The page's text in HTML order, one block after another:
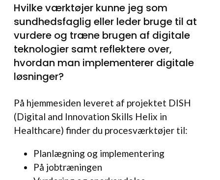
Hvilke værktøjer kunne jeg som
sundhedsfaglig eller leder bruge til at
vurdere og træne brugen af digitale
teknologier samt reflektere over,
hvordan man implementerer digitale
løsninger?
På hjemmesiden leveret af projektet DISH
(Digital and Innovation Skills Helix in
Healthcare) finder du procesværktøjer til:
Planlægning og implementering
På jobtræningen